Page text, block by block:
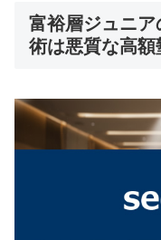
富裕層ジュニ
術は悪質な高額